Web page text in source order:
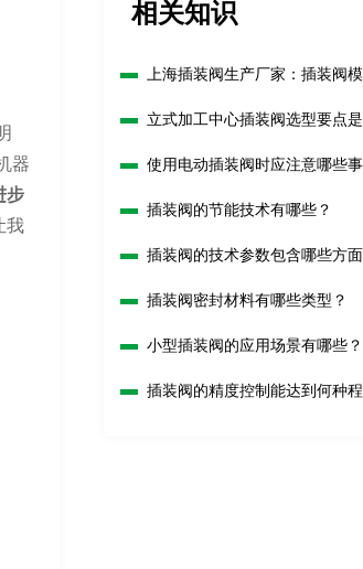
器
步
我
相关知识
上海插装阀生产厂家：插装阀
立式加工中心插装阀选型要点
使用电动插装阀时应注意哪些
插装阀的节能技术有哪些？
插装阀的技术参数包含哪些方面
插装阀密封材料有哪些类型？
小型插装阀的应用场景有哪些？
插装阀的精度控制能达到何种